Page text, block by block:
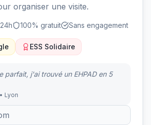
organiser une visite.
100% gratuit Sans engagement
ESS Solidaire
parfait, j'ai trouvé un EHPAD en 5
Lyon